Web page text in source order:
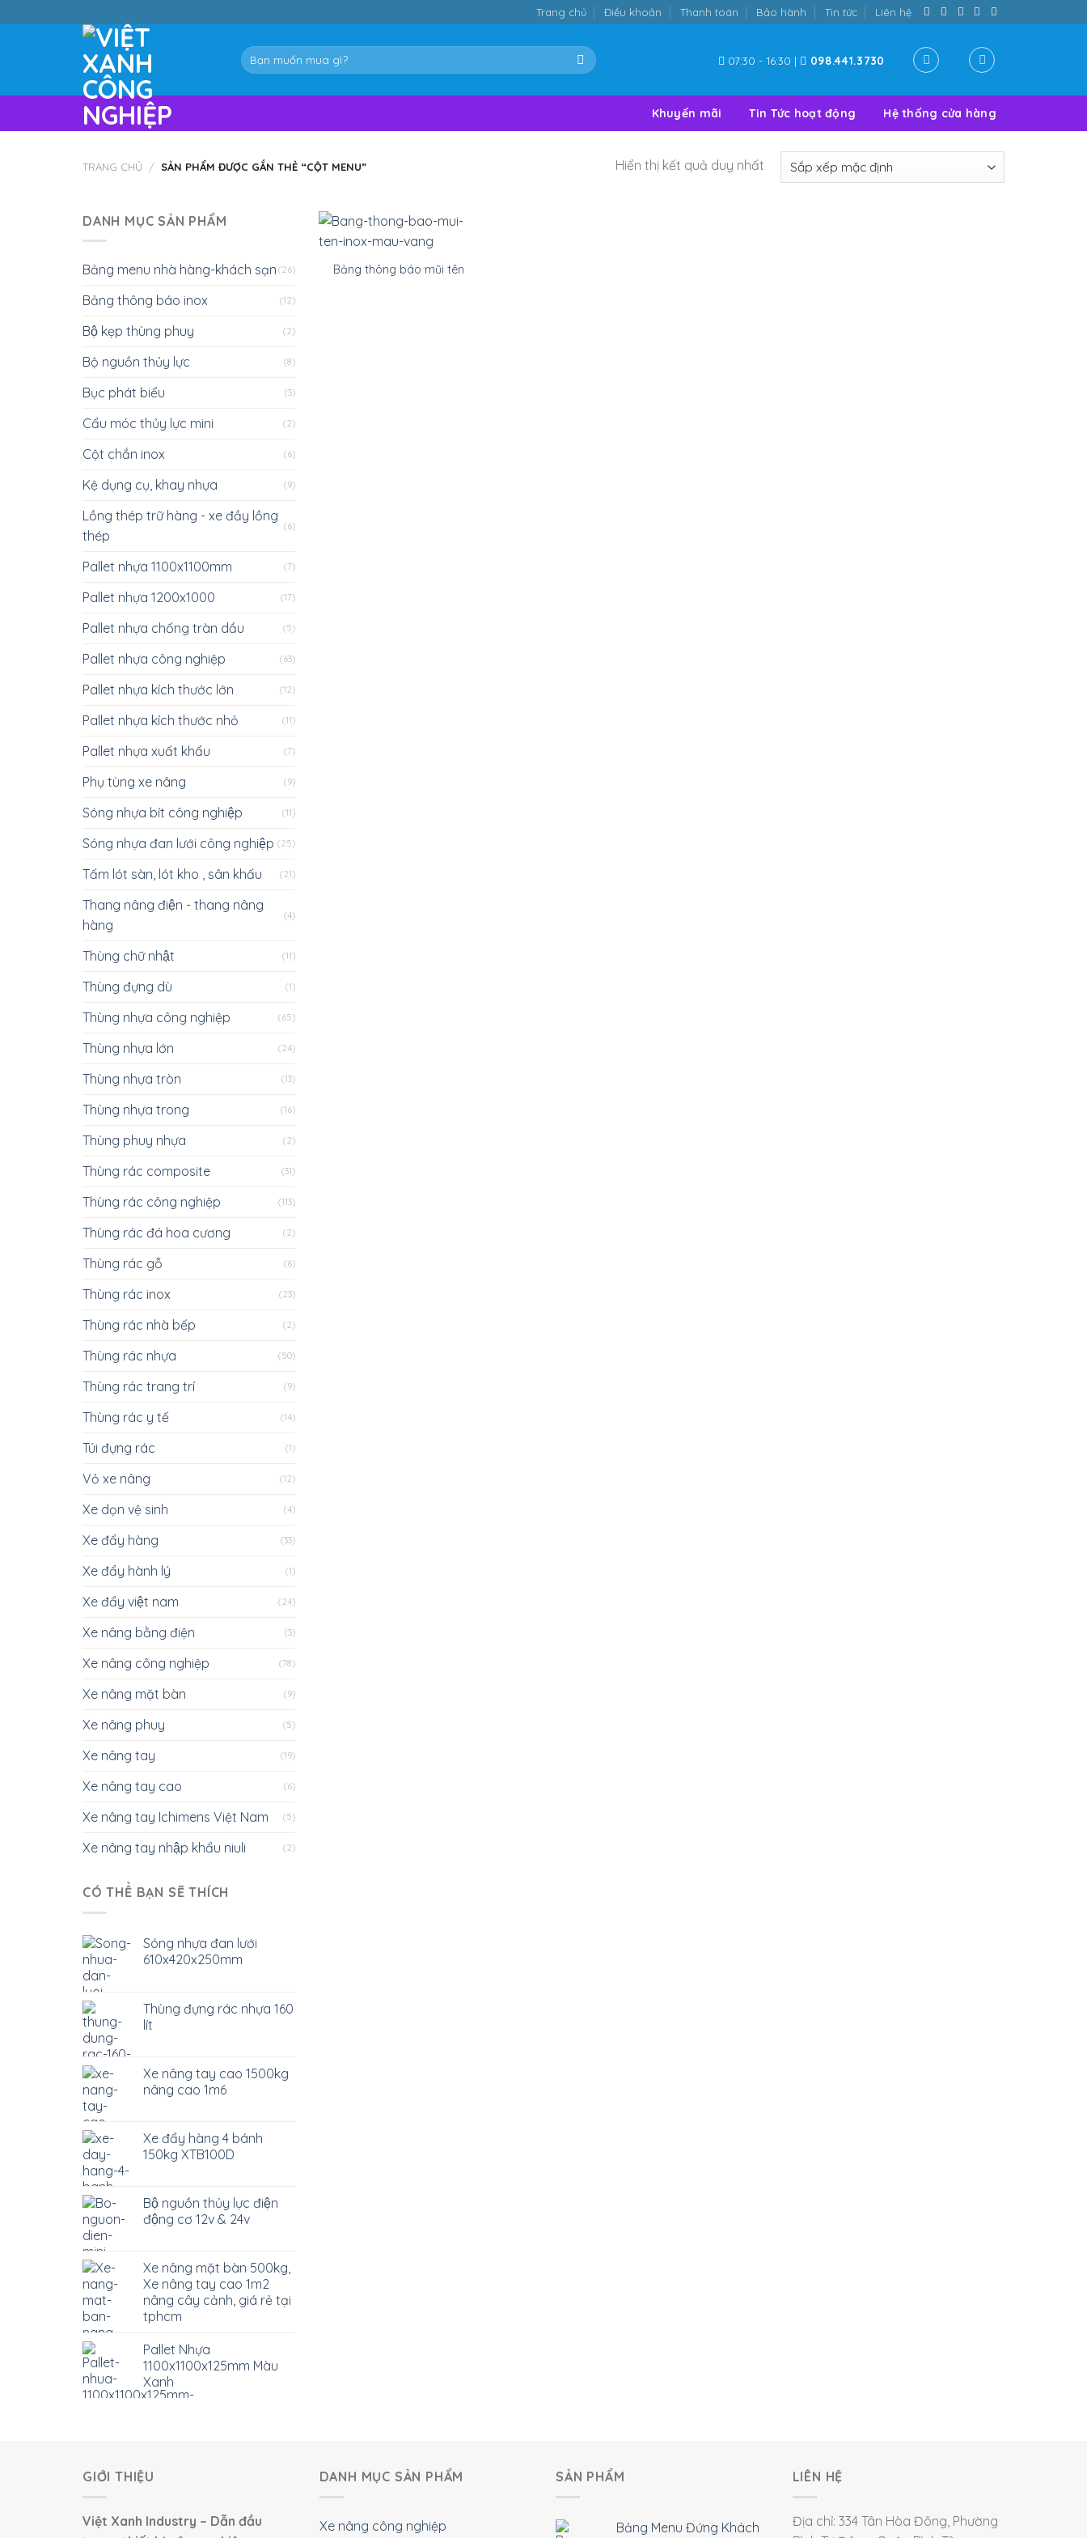
to
Trang chủ Điều khoản Thanh toán Bảo hành Tin tức Liên hệ
Tìm
kiếm:
07:30 - 16:30 | 098.441.3730
Khuyến mãi Tin Tức hoạt động Hệ thống cửa hàng
TRANG CHỦ / SẢN PHẨM ĐƯỢC GẮN THẺ “CỘT MENU” Hiển thị kết quả duy nhất
DANH MỤC SẢN PHẨM
Bảng menu nhà hàng-khách sạn (26)
Bảng thông báo inox (12)
Bộ kẹp thùng phuy (2)
Bộ nguồn thủy lực (8)
Bục phát biểu (3)
Cẩu móc thủy lực mini (2)
Cột chắn inox (6)
Kệ dụng cụ, khay nhựa (9)
Lồng thép trữ hàng - xe đầy lồng
thép
(6)
Pallet nhựa 1100x1100mm (7)
Pallet nhựa 1200x1000 (17)
Pallet nhựa chống tràn dầu (5)
Pallet nhựa công nghiệp (63)
Pallet nhựa kích thước lớn (12)
Pallet nhựa kích thước nhỏ (11)
Pallet nhựa xuất khẩu (7)
Phụ tùng xe nâng (9)
Sóng nhựa bít công nghiệp (11)
Sóng nhựa đan lưới công nghiệp (25)
Tấm lót sàn, lót kho , sân khấu (21)
Thang nâng điện - thang nâng
hàng
(4)
Thùng chữ nhật (11)
Thùng đựng dù (1)
Thùng nhựa công nghiệp (65)
Thùng nhựa lớn (24)
Thùng nhựa tròn (13)
Thùng nhựa trong (16)
Thùng phuy nhựa (2)
Thùng rác composite (31)
Thùng rác công nghiệp (113)
Thùng rác đá hoa cương (2)
Thùng rác gỗ (6)
Thùng rác inox (23)
Thùng rác nhà bếp (2)
Thùng rác nhựa (50)
Thùng rác trang trí (9)
Thùng rác y tế (14)
Túi đựng rác (1)
Vỏ xe nâng (12)
Xe dọn vệ sinh (4)
Xe đẩy hàng (33)
Xe đẩy hành lý (1)
Xe đẩy việt nam (24)
Xe nâng bằng điện (3)
Xe nâng công nghiệp (78)
Xe nâng mặt bàn (9)
Xe nâng phuy (5)
Xe nâng tay (19)
Xe nâng tay cao (6)
Xe nâng tay Ichimens Việt Nam (5)
Xe nâng tay nhập khẩu niuli (2)
CÓ THỂ BẠN SẼ THÍCH
Sóng nhựa đan lưới
610x420x250mm
Thùng đựng rác nhựa 160
lít
Xe nâng tay cao 1500kg
nâng cao 1m6
Xe đẩy hàng 4 bánh
150kg XTB100D
Bộ nguồn thủy lực điện
động cơ 12v & 24v
Xe nâng mặt bàn 500kg,
Xe nâng tay cao 1m2
nâng cây cảnh, giá rẻ tại
tphcm
Pallet Nhựa
1100x1100x125mm Màu
Xanh
Bảng thông báo mũi tên
GIỚI THIỆU
Việt Xanh Industry – Dẫn đầu
DANH MỤC SẢN PHẨM
Xe nâng công nghiệp
SẢN PHẨM
Bảng Menu Đứng Khách
LIÊN HỆ
Địa chỉ: 334 Tân Hòa Đông, Phường